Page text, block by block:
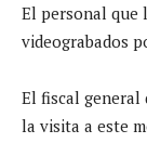
El personal que
videograbados
El fiscal general
la visita a este